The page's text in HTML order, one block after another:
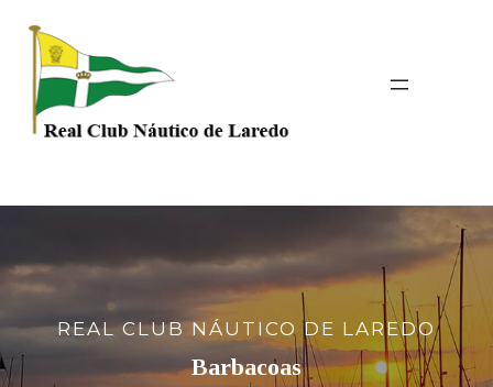
contenido
REAL CLUB NÁUTICO DE LAREDO
Barbacoas